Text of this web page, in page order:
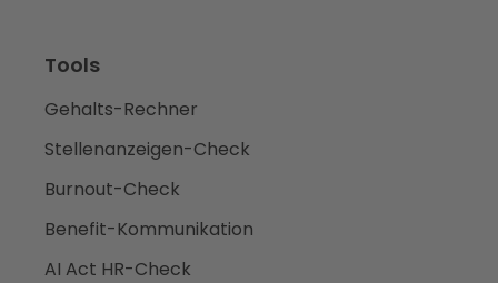
Tools
Gehalts-Rechner
Stellenanzeigen-Check
Burnout-Check
Benefit-Kommunikation
AI Act HR-Check